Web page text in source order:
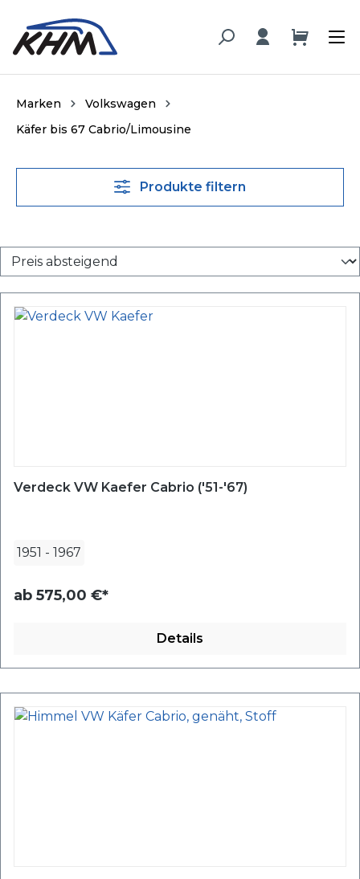
springen
Marken
Volkswagen
Käfer bis 67 Cabrio/Limousine
Produkte filtern
Verdeck VW Kaefer Cabrio ('51-'67)
1951 - 1967
ab 575,00 €*
Details